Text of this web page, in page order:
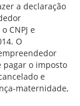
a declaração
CNPJ e
O
pagar o imposto
e
maternidade,